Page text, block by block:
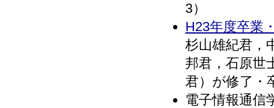
3）
H23年度卒業
杉山雄紀君，
邦君，石原世
君）が修了・
電子情報通信